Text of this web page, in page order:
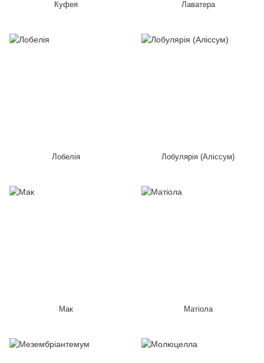
Куфея Лаватера
Лобелія Лобулярія (Аліссум)
Мак Матіола